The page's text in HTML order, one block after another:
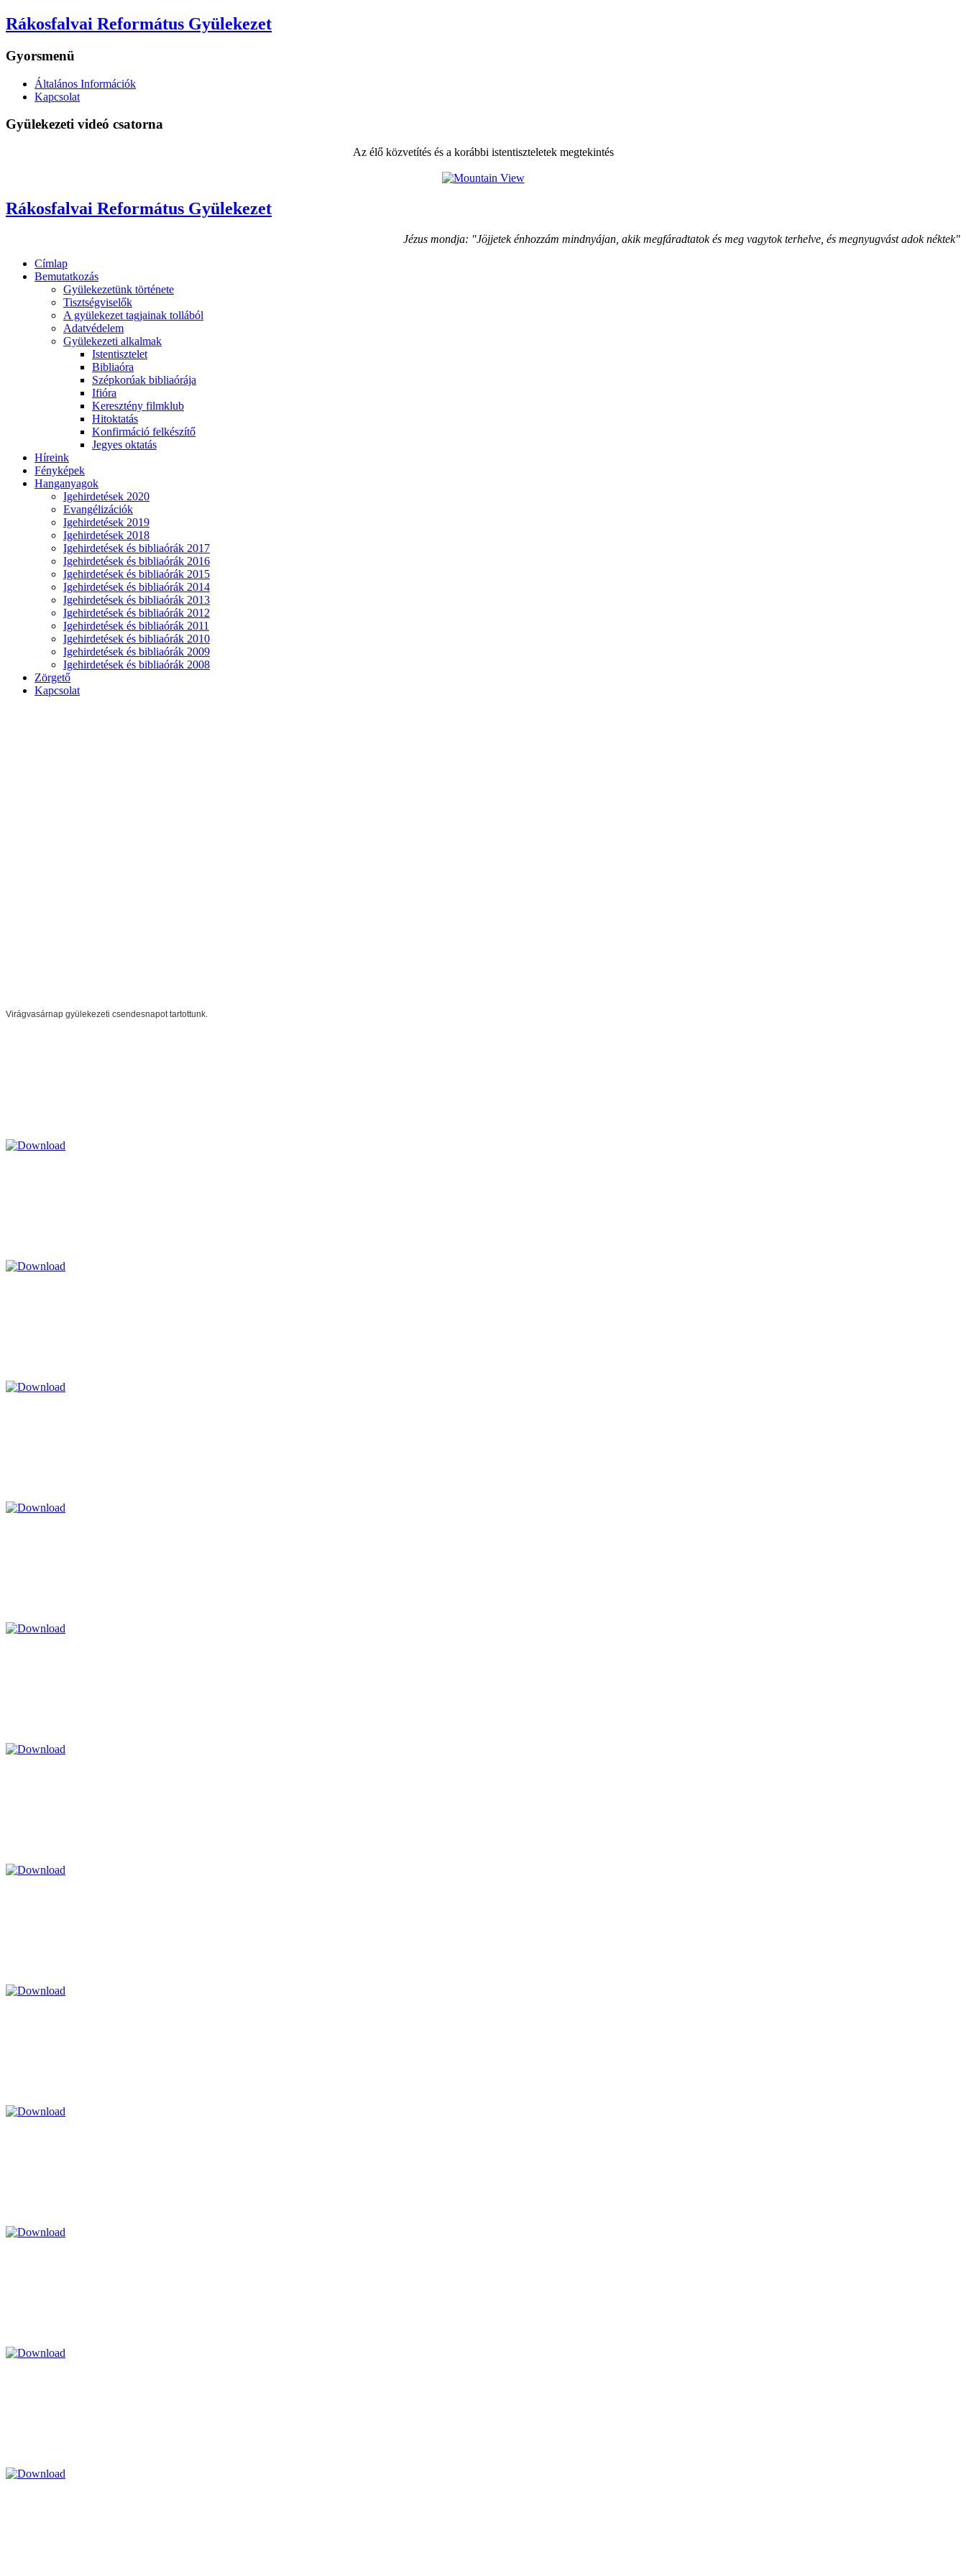
Rákosfalvai Református Gyülekezet
Gyorsmenü
Általános Információk
Kapcsolat
Gyülekezeti videó csatorna
Az élő közvetítés és a korábbi istentiszteletek megtekintés
Rákosfalvai Református Gyülekezet
Jézus mondja: "Jöjjetek énhozzám mindnyájan, akik megfáradtatok és meg vagytok terhelve, és megnyugvást adok néktek"
Címlap
Bemutatkozás
Gyülekezetünk története
Tisztségviselők
A gyülekezet tagjainak tollából
Adatvédelem
Gyülekezeti alkalmak
Istentisztelet
Bibliaóra
Szépkorúak bibliaórája
Ifióra
Keresztény filmklub
Hitoktatás
Konfirmáció felkészítő
Jegyes oktatás
Híreink
Fényképek
Hanganyagok
Igehirdetések 2020
Evangélizációk
Igehirdetések 2019
Igehirdetések 2018
Igehirdetések és bibliaórák 2017
Igehirdetések és bibliaórák 2016
Igehirdetések és bibliaórák 2015
Igehirdetések és bibliaórák 2014
Igehirdetések és bibliaórák 2013
Igehirdetések és bibliaórák 2012
Igehirdetések és bibliaórák 2011
Igehirdetések és bibliaórák 2010
Igehirdetések és bibliaórák 2009
Igehirdetések és bibliaórák 2008
Zörgető
Kapcsolat
Virágvasárnap gyülekezeti csendesnapot tartottunk.